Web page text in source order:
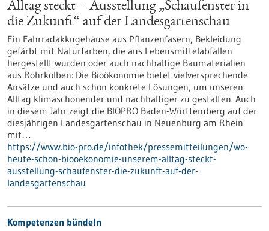
Alltag steckt – Ausstellung „Schaufenster in
die Zukunft“ auf der Landesgartenschau
Ein Fahrradakkugehäuse aus Pflanzenfasern, Bekleidung
gefärbt mit Naturfarben, die aus Lebensmittelabfällen
hergestellt wurden oder auch nachhaltige Baumaterialien
aus Rohrkolben: Die Bioökonomie bietet vielversprechende
Ansätze und auch schon konkrete Lösungen, um unseren
Alltag klimaschonender und nachhaltiger zu gestalten. Auch
in diesem Jahr zeigt die BIOPRO Baden-Württemberg auf der
diesjährigen Landesgartenschau in Neuenburg am Rhein
mit…
https://www.bio-pro.de/infothek/pressemitteilungen/wo-
heute-schon-biooekonomie-unserem-alltag-steckt-
ausstellung-schaufenster-die-zukunft-auf-der-
landesgartenschau
Kompetenzen bündeln